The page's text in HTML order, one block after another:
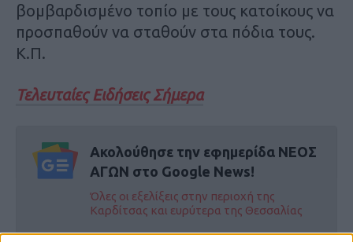
βομβαρδισμένο τοπίο με τους κατοίκους να
προσπαθούν να σταθούν στα πόδια τους.
Κ.Π.
Τελευταίες Ειδήσεις Σήμερα
Ακολούθησε την εφημερίδα ΝΕΟΣ
ΑΓΩΝ στο Google News!
Όλες οι εξελίξεις στην περιοχή της
Καρδίτσας και ευρύτερα της Θεσσαλίας